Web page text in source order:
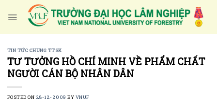
TIN TỨC CHUNG TTSK
TƯ TƯỞNG HỒ CHÍ MINH VỀ PHẨM CHẤT
NGƯỜI CÁN BỘ NHÂN DÂN
POSTED ON 28-12-2009 BY VNUF